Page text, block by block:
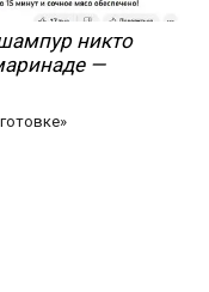
никто
—